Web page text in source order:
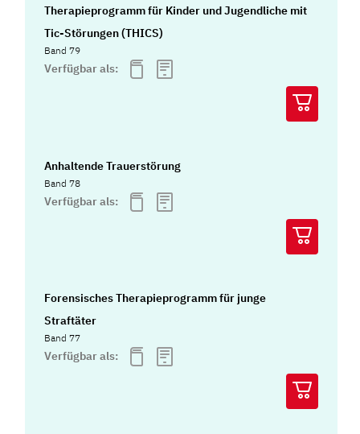
Therapieprogramm für Kinder und Jugendliche mit
Tic-Störungen (THICS)
Band 79
Verfügbar als:
Anhaltende Trauerstörung
Band 78
Verfügbar als:
Forensisches Therapieprogramm für junge
Straftäter
Band 77
Verfügbar als: